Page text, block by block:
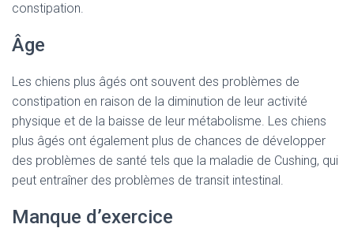
constipation.
Âge
Les chiens plus âgés ont souvent des problèmes de
constipation en raison de la diminution de leur activité
physique et de la baisse de leur métabolisme. Les chiens
plus âgés ont également plus de chances de développer
des problèmes de santé tels que la maladie de Cushing, qui
peut entraîner des problèmes de transit intestinal.
Manque d’exercice